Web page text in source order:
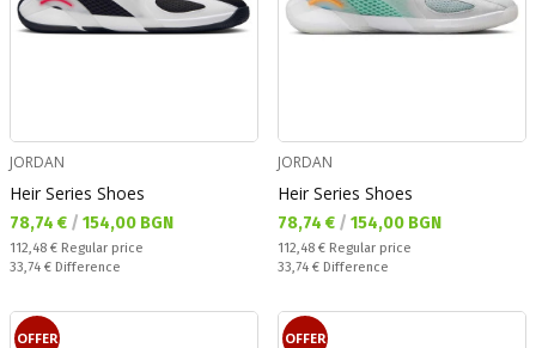
JORDAN
Heir Series Shoes
Текуща цена:
78,74 € / 154,00 BGN
Regular price:
112,48 € Regular price
Спестявате:
33,74 € Difference
JORDAN
Heir Series Shoes
Текуща цена:
78,74 € / 154,00 BGN
Regular price:
112,48 € Regular price
Спестявате:
33,74 € Difference
OFFER OFFER